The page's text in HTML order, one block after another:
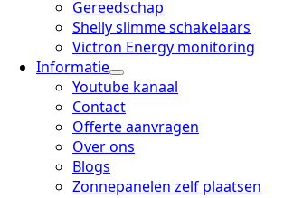
Gereedschap
Shelly slimme schakelaars
Victron Energy monitoring
Informatie
Youtube kanaal
Contact
Offerte aanvragen
Over ons
Blogs
Zonnepanelen zelf plaatsen